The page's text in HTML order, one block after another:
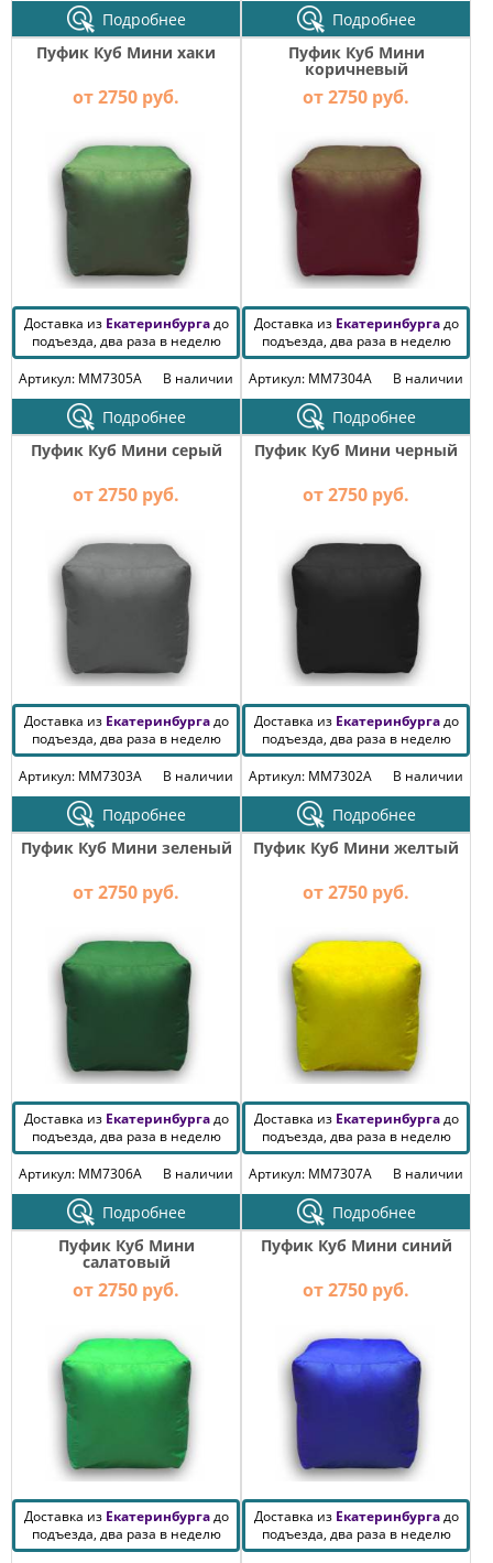
Подробнее
Подробнее
Пуфик Куб Мини хаки
от 2750 руб.
Доставка из Екатеринбургадо
подъезда, два раза в неделю
Артикул: MM7305A
В наличии
Подробнее
Пуфик Куб Мини
коричневый
от 2750 руб.
Доставка из Екатеринбургадо
подъезда, два раза в неделю
Артикул: MM7304A
В наличии
Подробнее
Пуфик Куб Мини серый
от 2750 руб.
Доставка из Екатеринбургадо
подъезда, два раза в неделю
Артикул: MM7303A
В наличии
Подробнее
Пуфик Куб Мини черный
от 2750 руб.
Доставка из Екатеринбургадо
подъезда, два раза в неделю
Артикул: MM7302A
В наличии
Подробнее
Пуфик Куб Мини зеленый
от 2750 руб.
Доставка из Екатеринбургадо
подъезда, два раза в неделю
Артикул: MM7306A
В наличии
Подробнее
Пуфик Куб Мини желтый
от 2750 руб.
Доставка из Екатеринбургадо
подъезда, два раза в неделю
Артикул: MM7307A
В наличии
Подробнее
Пуфик Куб Мини
салатовый
от 2750 руб.
Доставка из Екатеринбургадо
подъезда, два раза в неделю
Пуфик Куб Мини синий
от 2750 руб.
Доставка из Екатеринбургадо
подъезда, два раза в неделю
РАЗНАЯ
МЕБЕЛЬ
КОМОДЫ
СТОЛЫ
ТУАЛЕТНЫЕ
СТОЛИКИ
И
ДИВАНЧИКИ
САДОВАЯ
МЕБЕЛЬ
ЗЕРКАЛА
ФАБРИКИ
МЕБЕЛИ